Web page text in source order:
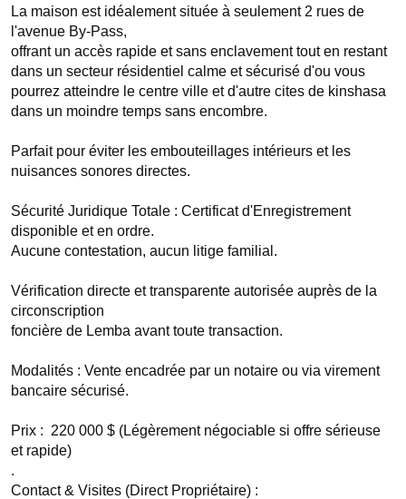
La maison est idéalement située à seulement 2 rues de
l'avenue By-Pass,
offrant un accès rapide et sans enclavement tout en restant
dans un secteur résidentiel calme et sécurisé d'ou vous
pourrez atteindre le centre ville et d'autre cites de kinshasa
dans un moindre temps sans encombre.
Parfait pour éviter les embouteillages intérieurs et les
nuisances sonores directes.
Sécurité Juridique Totale : Certificat d'Enregistrement
disponible et en ordre.
Aucune contestation, aucun litige familial.
Vérification directe et transparente autorisée auprès de la
circonscription
foncière de Lemba avant toute transaction.
Modalités : Vente encadrée par un notaire ou via virement
bancaire sécurisé.
Prix :  220 000 $ (Légèrement négociable si offre sérieuse
et rapide)
.
Contact & Visites (Direct Propriétaire) :